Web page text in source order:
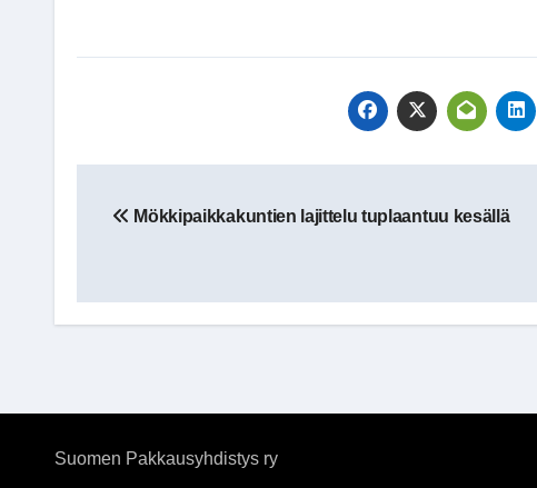
selaus
Mökkipaikkakuntien lajittelu tuplaantuu kesällä
Suomen Pakkausyhdistys ry